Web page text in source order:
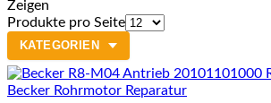
Zeigen
Produkte pro Seite
KATEGORIEN
Becker Rohrmotor Reparatur